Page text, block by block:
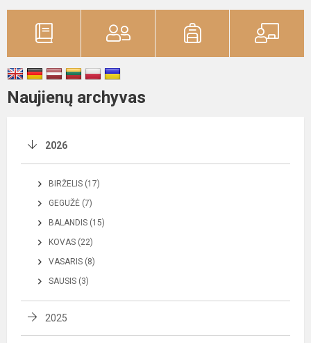
Naujienų archyvas
2026
BIRŽELIS (17)
GEGUŽĖ (7)
BALANDIS (15)
KOVAS (22)
VASARIS (8)
SAUSIS (3)
2025